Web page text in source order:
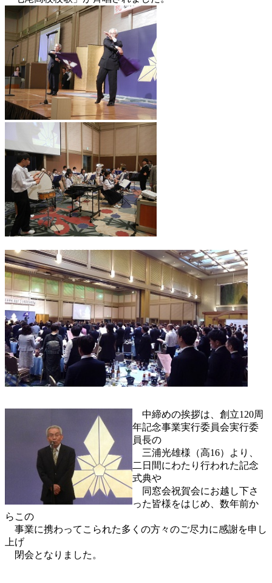
中締めの挨拶は、創立120周
年記念事業実行委員会実行委
員長の
三浦光雄様（高16）より、
二日間にわたり行われた記念
式典や
同窓会祝賀会にお越し下さ
った皆様をはじめ、数年前か
らこの
事業に携わってこられた多くの方々のご尽力に感謝を申し
上げ
閉会となりました。